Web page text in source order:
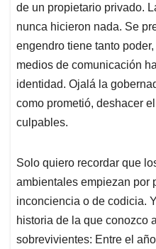
de un propietario privado.
nunca hicieron nada. Se
engendro tiene tanto
medios de comunicación
identidad. Ojalá la
como prometió, deshacer
culpables.
Solo quiero recordar que
ambientales empiezan por
inconciencia o de codicia.
historia de la que conozco
sobrevivientes: Entre el